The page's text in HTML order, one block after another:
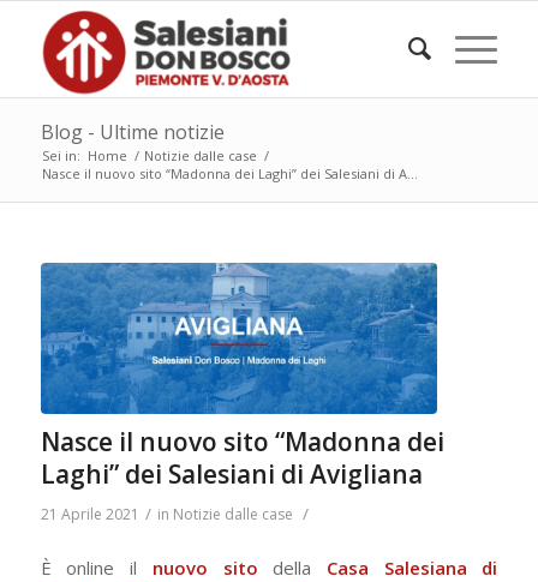
Blog - Ultime notizie
Sei in: Home / Notizie dalle case /
Nasce il nuovo sito “Madonna dei Laghi” dei Salesiani di A...
Nasce il nuovo sito “Madonna dei
Laghi” dei Salesiani di Avigliana
21 Aprile 2021 / in Notizie dalle case /
È online il nuovo sito della Casa Salesiana di